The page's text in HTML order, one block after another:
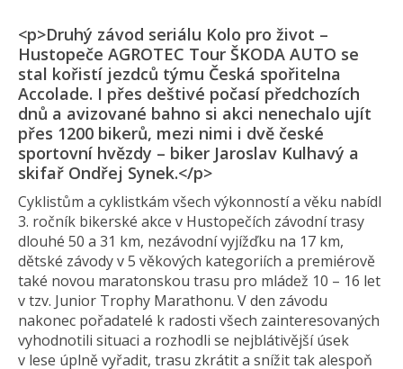
<p>Druhý závod seriálu Kolo pro život –
Hustopeče AGROTEC Tour ŠKODA AUTO se
stal kořistí jezdců týmu Česká spořitelna
Accolade. I přes deštivé počasí předchozích
dnů a avizované bahno si akci nenechalo ujít
přes 1200 bikerů, mezi nimi i dvě české
sportovní hvězdy – biker Jaroslav Kulhavý a
skifař Ondřej Synek.</p>
Cyklistům a cyklistkám všech výkonností a věku nabídl
3. ročník bikerské akce v Hustopečích závodní trasy
dlouhé 50 a 31 km, nezávodní vyjížďku na 17 km,
dětské závody v 5 věkových kategoriích a premiérově
také novou maratonskou trasu pro mládež 10 – 16 let
v tzv. Junior Trophy Marathonu. V den závodu
nakonec pořadatelé k radosti všech zainteresovaných
vyhodnotili situaci a rozhodli se nejblátivější úsek
v lese úplně vyřadit, trasu zkrátit a snížit tak alespoň